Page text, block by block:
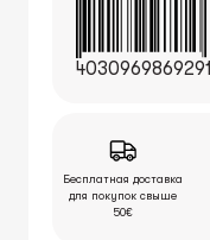
4030969869291
Бесплатная доставка
для покупок свыше
50€